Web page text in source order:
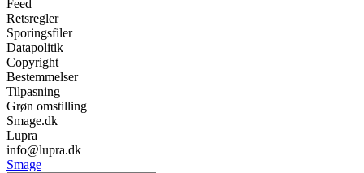
Feed
Retsregler
Sporingsfiler
Datapolitik
Copyright
Bestemmelser
Tilpasning
Grøn omstilling
Smage.dk
Lupra
info@lupra.dk
Smage